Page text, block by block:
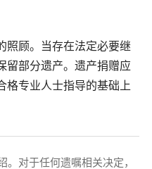
照顾。当存在法定必要继
留部分遗产。遗产捐赠应
格专业人士指导的基础上
对于任何遗嘱相关决定，